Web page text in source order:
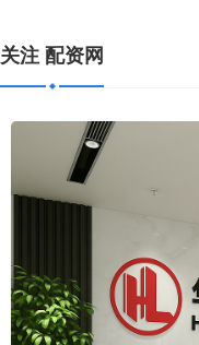
关注 配资网